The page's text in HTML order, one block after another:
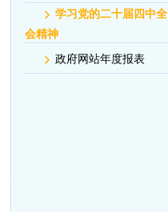
学习党的二十届四中全
会精神
政府网站年度报表